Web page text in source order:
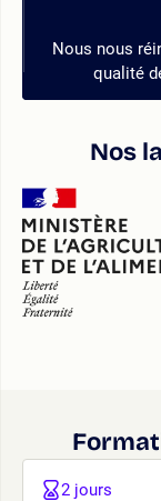
Nous nous
qualité
Nos
2 jours